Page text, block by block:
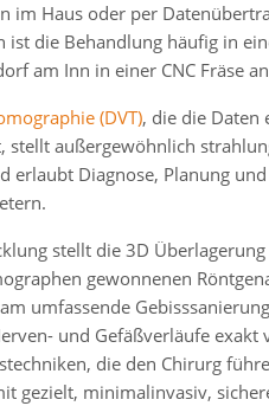
im Haus oder per
ist die Behandlung häufig in
am Inn in einer CNC Fräse
(DVT), die die Daten
stellt außergewöhnlich
erlaubt Diagnose, Planung
stellt die 3D
gewonnenen
umfassende
und Gefäßverläufe
die den Chirurg
gezielt, minimalinvasiv,